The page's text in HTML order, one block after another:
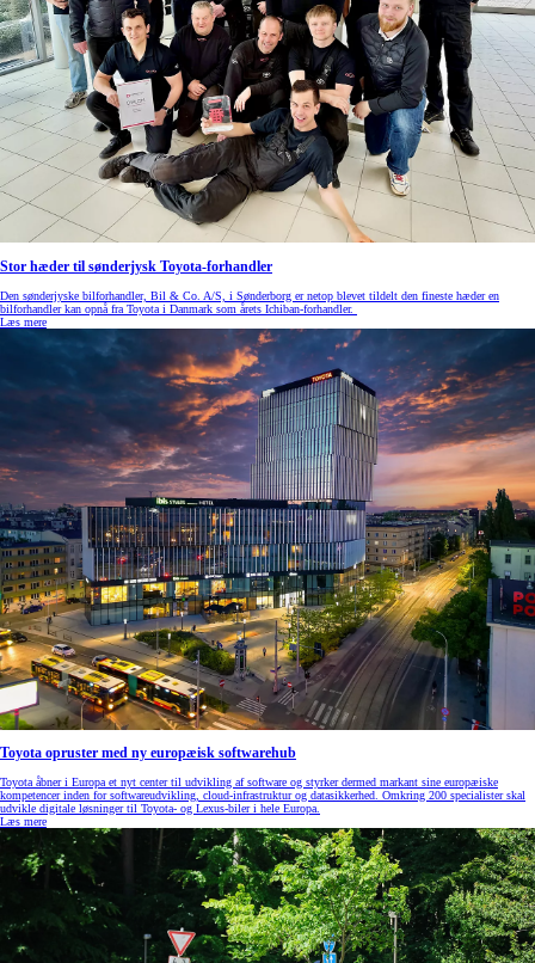
Stor hæder til sønderjysk Toyota-forhandler
Den sønderjyske bilforhandler, Bil & Co. A/S, i Sønderborg er netop blevet tildelt den fineste hæder en
bilforhandler kan opnå fra Toyota i Danmark som årets Ichiban-forhandler.
Læs mere
Toyota opruster med ny europæisk softwarehub
Toyota åbner i Europa et nyt center til udvikling af software og styrker dermed markant sine europæiske
kompetencer inden for softwareudvikling, cloud‑infrastruktur og datasikkerhed. Omkring 200 specialister skal
udvikle digitale løsninger til Toyota- og Lexus‑biler i hele Europa.
Læs mere